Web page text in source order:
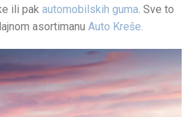
ili pak automobilskih guma . Sve to
asortimanu Auto Kreše